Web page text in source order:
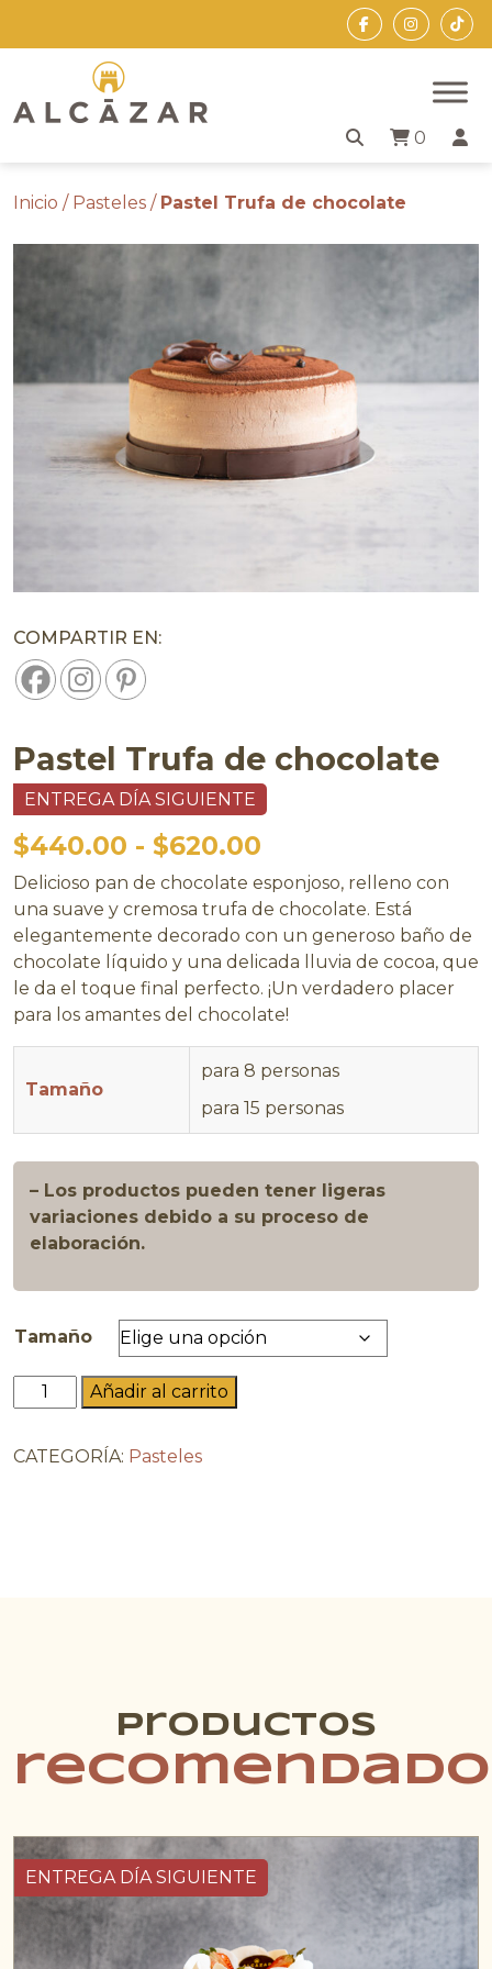
0
Inicio / Pasteles / Pastel Trufa de chocolate
COMPARTIR EN:
Pastel Trufa de chocolate
ENTREGA DÍA SIGUIENTE
$440.00 - $620.00
Delicioso pan de chocolate esponjoso, relleno con
una suave y cremosa trufa de chocolate. Está
elegantemente decorado con un generoso baño de
chocolate líquido y una delicada lluvia de cocoa, que
le da el toque final perfecto. ¡Un verdadero placer
para los amantes del chocolate!
Tamaño
para 8 personas
para 15 personas
– Los productos pueden tener ligeras
variaciones debido a su proceso de
elaboración.
Tamaño
Pastel
Trufa
chocolate
Añadir al carrito
CATEGORÍA: Pasteles
Productos
ENTREGA DÍA SIGUIENTE